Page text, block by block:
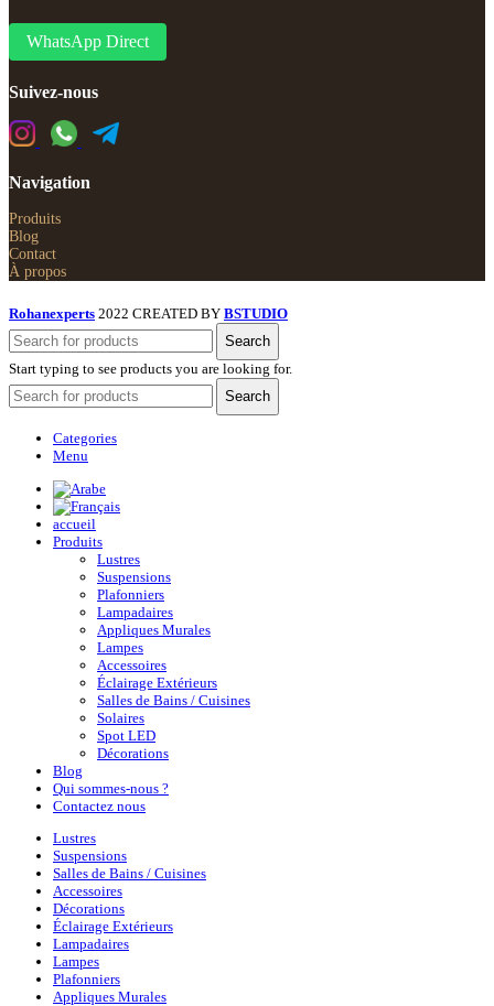
WhatsApp Direct
Suivez-nous
Navigation
Produits
Blog
Contact
À propos
Rohanexperts 2022 CREATED BY BSTUDIO
Search
Start typing to see products you are looking for.
Search
Categories
Menu
accueil
Produits
Lustres
Suspensions
Plafonniers
Lampadaires
Appliques Murales
Lampes
Accessoires
Éclairage Extérieurs
Salles de Bains / Cuisines
Solaires
Spot LED
Décorations
Blog
Qui sommes-nous ?
Contactez nous
Lustres
Suspensions
Salles de Bains / Cuisines
Accessoires
Décorations
Éclairage Extérieurs
Lampadaires
Lampes
Plafonniers
Appliques Murales